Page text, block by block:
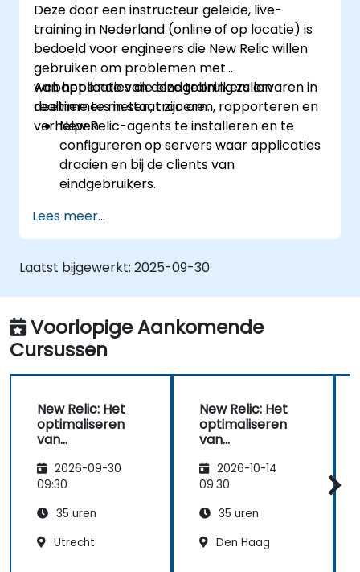
en beschikbaarheid van applicaties op
hoog niveau te houden.
Deze door een instructeur geleide, live-
training in Nederland (online of op locatie) is
bedoeld voor engineers die New Relic willen
gebruiken om problemen met
webapplicaties die eindgebruikers ervaren in
realtime te meten, traceren, rapporteren en
verhelpen.
Aan het einde van deze training zullen
deelnemers in staat zijn om:
New Relic-agents te installeren en te
configureren op servers waar applicaties
draaien en bij de clients van
eindgebruikers.
applicaties te detecteren en te
diagnosticeren.
Een hoge beschikbaarheid van
webapplicatiediensten te waarborgen.
Defecte API's die de prestaties van een
applicatie vertragen, te identificeren en
te herstellen.
De responstijd van tijdsgevoelige
webapplicaties en websites nauwkeurig
Databaseoperaties te monitoren en de
responsietijd van queries te verbeteren.
hoogte te worden gebracht bij
problemen.
IT-metingen om te zetten naar bruikbare
zakelijke inzichten waarmee betere
beslissingen genomen kunnen worden.
Lees meer...
Laatst bijgewerkt: 2025-09-30
Voorlopige Aankomende
Cursussen
New Relic: Het
optimaliseren
van
2026-09-30
09:30
35 uren
Utrecht
New Relic: Het
optimaliseren
van
2026-10-14
09:30
35 uren
Den Haag